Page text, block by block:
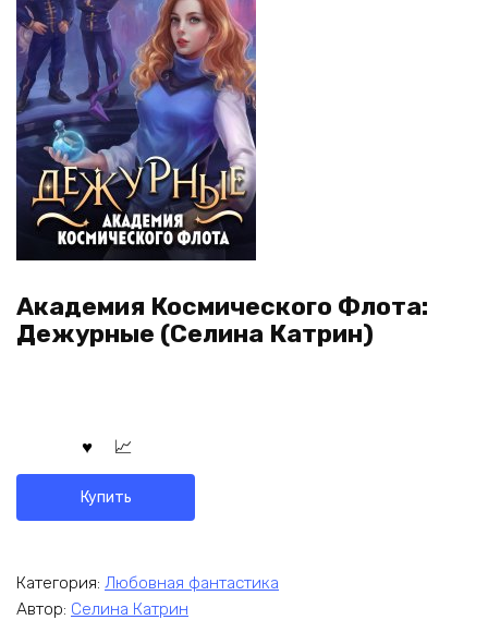
Академия Космического Флота:
Дежурные (Селина Катрин)
Купить
Категория: Любовная фантастика
Автор: Селина Катрин